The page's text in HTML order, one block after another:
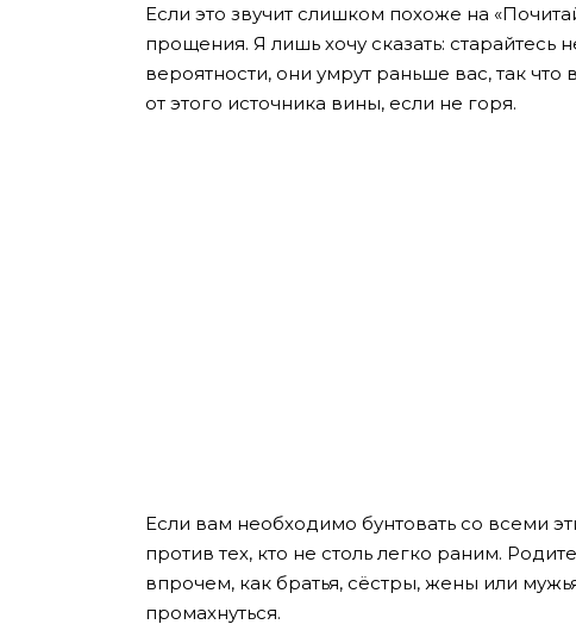
Если это звучит слишком похоже на
прощения. Я лишь хочу сказать: старайтесь
вероятности, они умрут раньше вас, так
от этого источника вины, если не горя.
Если вам необходимо бунтовать со всеми
против тех, кто не столь легко раним.
впрочем, как братья, сёстры, жены или
промахнуться.